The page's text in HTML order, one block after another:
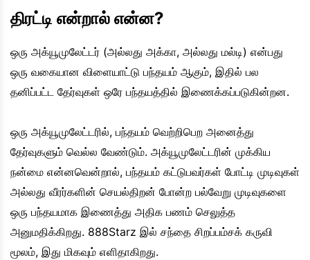
திரட்டி என்றால் என்ன?
ஒரு அக்யூமுலேட்டர் (அல்லது அக்கா, அல்லது மல்டி) என்பது
ஒரு வகையான விளையாட்டு பந்தயம் ஆகும், இதில் பல
தனிப்பட்ட தேர்வுகள் ஒரே பந்தயத்தில் இணைக்கப்படுகின்றன.
ஒரு அக்யூமுலேட்டரில், பந்தயம் வெற்றிபெற அனைத்து
தேர்வுகளும் வெல்ல வேண்டும். அக்யூமுலேட்டரின் முக்கிய
நன்மை என்னவென்றால், பந்தயம் கட்டுபவர்கள் போட்டி முடிவுகள்
அல்லது வீரர்களின் செயல்திறன் போன்ற பல்வேறு முடிவுகளை
ஒரு பந்தயமாக இணைத்து அதிக பணம் செலுத்த
அனுமதிக்கிறது. 888Starz இல் சந்தை சிறப்பம்சக் கருவி
மூலம், இது மிகவும் எளிதாகிறது.